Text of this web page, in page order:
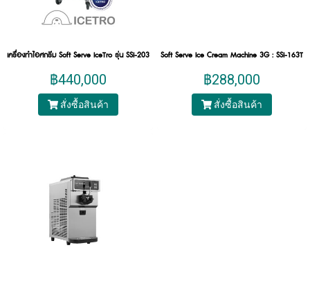
เครื่องทำไอศกรีม Soft Serve IceTro รุ่น SSI-203SNP
฿440,000
สั่งซื้อสินค้า
Soft Serve Ice Cream Machine 3G : SSI-163TB
฿288,000
สั่งซื้อสินค้า